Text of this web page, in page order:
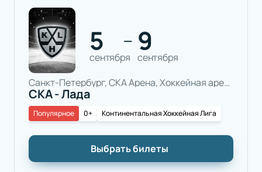
5
сентября
— 9
сентября
Санкт-Петербург, СКА Арена, Хоккейная арена
СКА - Лада
0+ Континентальная Хоккейная Лига
Популярное
Выбрать билеты